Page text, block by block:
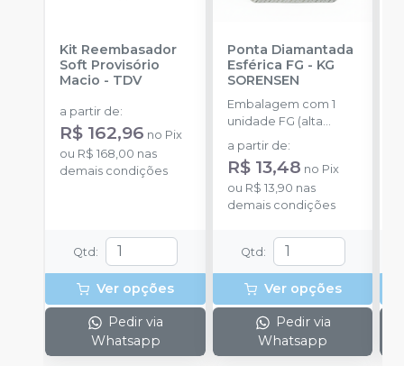
Kit Reembasador
Soft Provisório
Macio - TDV
a partir de:
R$ 162,96 no Pix
ou R$ 168,00 nas
demais condições
Qtd:
Ver opções
Pedir via
Whatsapp
Ponta Diamantada
Esférica FG - KG
SORENSEN
Embalagem com 1
unidade FG (alta
rotação).
a partir de:
R$ 13,48 no Pix
ou R$ 13,90 nas
demais condições
Qtd:
Ver opções
Pedir via
Whatsapp